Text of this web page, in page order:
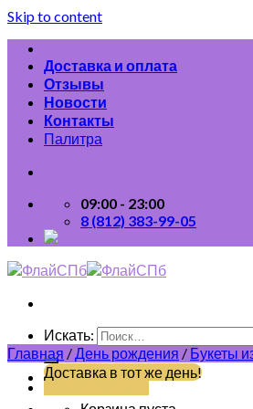
Skip to content
Доставка и оплата
Отзывы
Новости
Контакты
Палитра
09:00 - 23:00
8 (812) 383-99-05
Искать:
(812) 383-99-05
Доставка в тот же день!
Главная /День рождения / Букеты